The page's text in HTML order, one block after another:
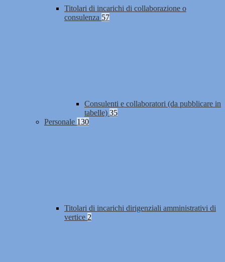
Titolari di incarichi di collaborazione o
consulenza 57
Consulenti e collaboratori (da pubblicare in
tabelle) 35
Personale 130
Titolari di incarichi dirigenziali amministrativi di
vertice 2